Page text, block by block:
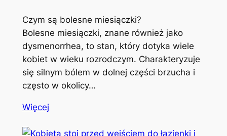
Czym są bolesne miesiączki?
Bolesne miesiączki, znane również jako
dysmenorrhea, to stan, który dotyka wiele
kobiet w wieku rozrodczym. Charakteryzuje
się silnym bólem w dolnej części brzucha i
często w okolicy…
Więcej